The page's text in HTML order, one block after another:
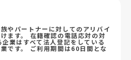
やパートナーに対してのアリバイ
ます。 在籍確認の電話応対の対
業はすべて法人登記をしている
です。 ご利用期間は60日間とな